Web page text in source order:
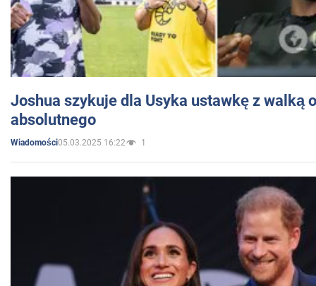
Joshua szykuje dla Usyka ustawkę z walką
absolutnego
Wiadomości05.03.2025 16:22 1